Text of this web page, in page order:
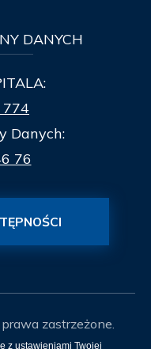
z ustawieniami Twojej
DANYCH
774
Danych:
76
zastrzeżone.